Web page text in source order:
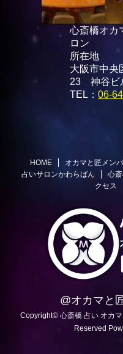
心斎橋オカ
ロン
所在地
大阪市中央
23 神谷ビ
TEL： 06-
HOME オカマと匠メン
占いサロンかわらばん
心
クセス
@オカマと
Copyright© 心斎橋 占い オカ
Reserved